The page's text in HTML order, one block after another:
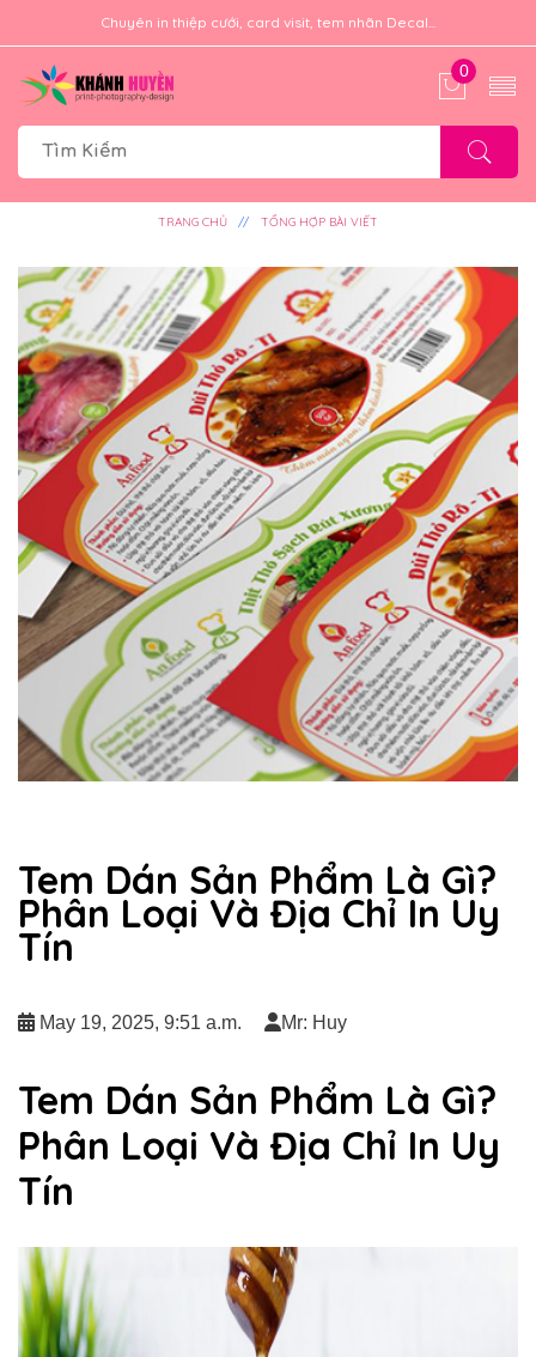
Chuyên in thiệp cưới, card visit, tem nhãn Decal...
0
TRANG CHỦ TỔNG HỢP BÀI VIẾT
Tem Dán Sản Phẩm Là Gì?
Phân Loại Và Địa Chỉ In Uy
Tín
May 19, 2025, 9:51 a.m. Mr: Huy
Tem Dán Sản Phẩm Là Gì?
Phân Loại Và Địa Chỉ In Uy
Tín